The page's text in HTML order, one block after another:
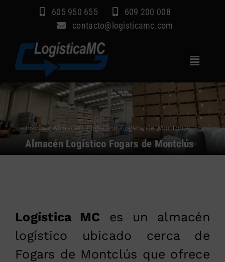
605 950 655
609 200 008
contacto@logisticamc.com
Toggle
Inicio
Servicios
Sectores
Inicio»Almacén Logístico Fogars de Montclús
Almacén Logístico Fogars de Montclús
Logística MC es un almacén
logístico ubicado cerca de
Fogars de Montclús que ofrece